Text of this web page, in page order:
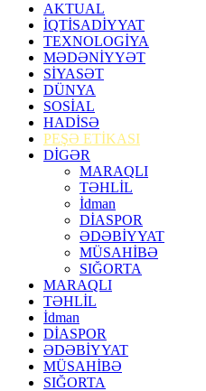
AKTUAL
İQTİSADİYYAT
TEXNOLOGİYA
MƏDƏNİYYƏT
SİYASƏT
DÜNYA
SOSİAL
HADİSƏ
PEŞƏ ETİKASI
DİGƏR
MARAQLI
TƏHLİL
İdman
DİASPOR
ƏDƏBİYYAT
MÜSAHİBƏ
SIĞORTA
MARAQLI
TƏHLİL
İdman
DİASPOR
ƏDƏBİYYAT
MÜSAHİBƏ
SIĞORTA